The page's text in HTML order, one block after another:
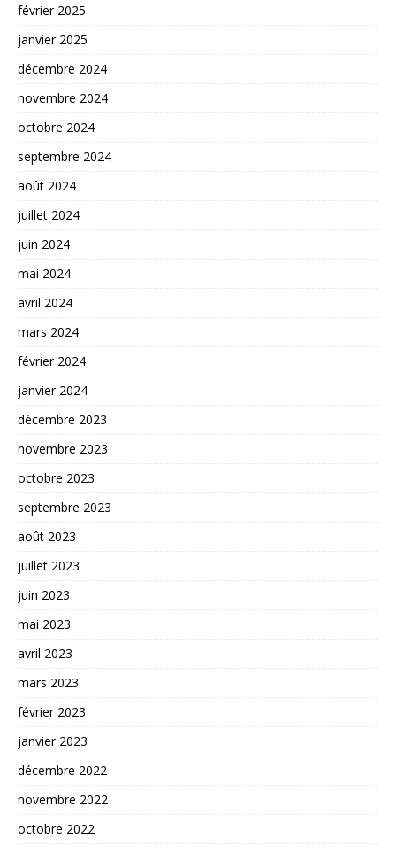
février 2025
janvier 2025
décembre 2024
novembre 2024
octobre 2024
septembre 2024
août 2024
juillet 2024
juin 2024
mai 2024
avril 2024
mars 2024
février 2024
janvier 2024
décembre 2023
novembre 2023
octobre 2023
septembre 2023
août 2023
juillet 2023
juin 2023
mai 2023
avril 2023
mars 2023
février 2023
janvier 2023
décembre 2022
novembre 2022
octobre 2022